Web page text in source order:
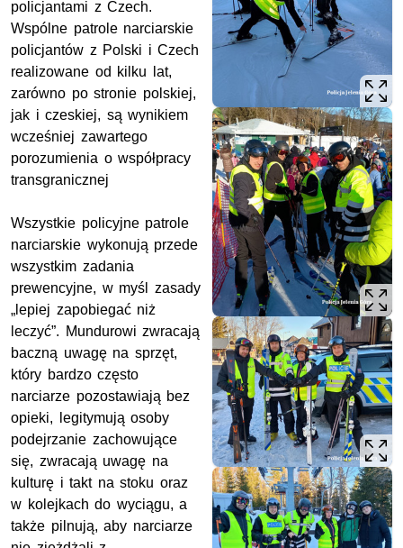
policjantami z Czech.
Wspólne patrole narciarskie
policjantów z Polski i Czech
realizowane od kilku lat,
zarówno po stronie polskiej,
jak i czeskiej, są wynikiem
wcześniej zawartego
porozumienia o współpracy
transgranicznej
Wszystkie policyjne patrole
narciarskie wykonują przede
wszystkim zadania
prewencyjne, w myśl zasady
„lepiej zapobiegać niż
leczyć”. Mundurowi zwracają
baczną uwagę na sprzęt,
który bardzo często
narciarze pozostawiają bez
opieki, legitymują osoby
podejrzanie zachowujące
się, zwracają uwagę na
kulturę i takt na stoku oraz
w kolejkach do wyciągu, a
także pilnują, aby narciarze